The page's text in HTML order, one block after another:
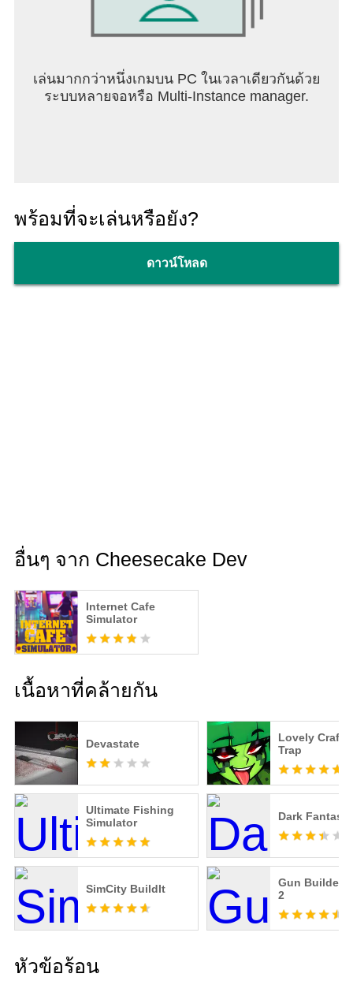
เล่นมากกว่าหนึ่งเกมบน PC ในเวลาเดียวกันด้วย
ระบบหลายจอหรือ Multi-Instance manager.
พร้อมที่จะเล่นหรือยัง?
ดาวน์โหลด
อื่นๆ จาก Cheesecake Dev
Internet Cafe
Simulator
เนื้อหาที่คล้ายกัน
Devastate
Lovely Craft
Trap
Ultimate Fishing
Simulator
Dark Fantasy
SimCity BuildIt
Gun Builder
2
หัวข้อร้อน